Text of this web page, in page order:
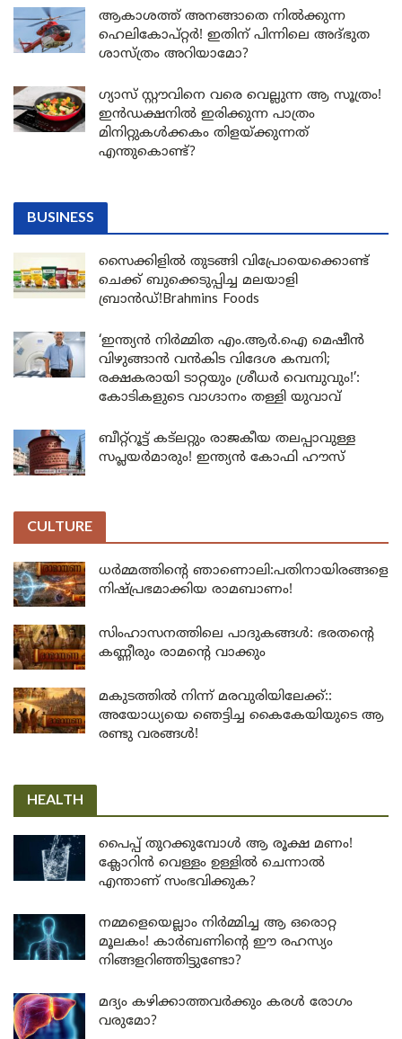
ആകാശത്ത് അനങ്ങാതെ നില്‍ക്കുന്ന
ഹെലികോപ്റ്റര്‍! ഇതിന് പിന്നിലെ അദ്ഭുത
ശാസ്ത്രം അറിയാമോ?
ഗ്യാസ് സ്റ്റൗവിനെ വരെ വെല്ലുന്ന ആ സൂത്രം!
ഇൻഡക്ഷനിൽ ഇരിക്കുന്ന പാത്രം
മിനിറ്റുകൾക്കകം തിളയ്ക്കുന്നത്
എന്തുകൊണ്ട്?
BUSINESS
സൈക്കിളിൽ തുടങ്ങി വിപ്രോയെക്കൊണ്ട്
ചെക്ക് ബുക്കെടുപ്പിച്ച മലയാളി
ബ്രാൻഡ്!Brahmins Foods
‘ഇന്ത്യൻ നിർമ്മിത എം.ആർ.ഐ മെഷീൻ
വിഴുങ്ങാൻ വൻകിട വിദേശ കമ്പനി;
രക്ഷകരായി ടാറ്റയും ശ്രീധർ വെമ്പുവും!’:
കോടികളുടെ വാഗ്ദാനം തള്ളി യുവാവ്
ബീറ്റ്‌റൂട്ട് കട്‌ലറ്റും രാജകീയ തലപ്പാവുള്ള
സപ്ലയർമാരും! ഇന്ത്യൻ കോഫി ഹൗസ്
CULTURE
ധർമ്മത്തിന്റെ ഞാണൊലി:പതിനായിരങ്ങളെ
നിഷ്പ്രഭമാക്കിയ രാമബാണം!
സിംഹാസനത്തിലെ പാദുകങ്ങൾ: ഭരതന്റെ
കണ്ണീരും രാമന്റെ വാക്കും
മകുടത്തിൽ നിന്ന് മരവുരിയിലേക്ക്::
അയോധ്യയെ ഞെട്ടിച്ച കൈകേയിയുടെ ആ
രണ്ടു വരങ്ങൾ!
HEALTH
പൈപ്പ് തുറക്കുമ്പോൾ ആ രൂക്ഷ മണം!
ക്ലോറിൻ വെള്ളം ഉള്ളിൽ ചെന്നാൽ
എന്താണ് സംഭവിക്കുക?
നമ്മളെയെല്ലാം നിർമ്മിച്ച ആ ഒരൊറ്റ
മൂലകം! കാർബണിന്റെ ഈ രഹസ്യം
നിങ്ങളറിഞ്ഞിട്ടുണ്ടോ?
മദ്യം കഴിക്കാത്തവർക്കും കരൾ രോഗം
വരുമോ?